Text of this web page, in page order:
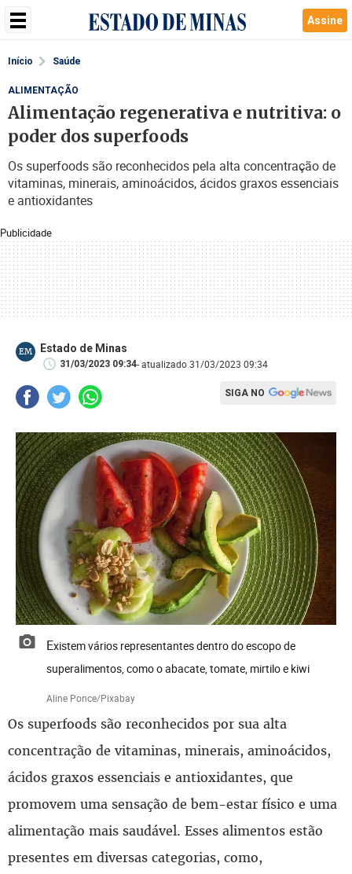
Assine
Início Saúde
Publicidade
ALIMENTAÇÃO
Alimentação regenerativa e nutritiva: o
poder dos superfoods
Os superfoods são reconhecidos pela alta concentração de
vitaminas, minerais, aminoácidos, ácidos graxos essenciais
e antioxidantes
EM Estado de Minas
31/03/2023 09:34- atualizado 31/03/2023 09:34
SIGA NO
Existem vários representantes dentro do escopo de
superalimentos, como o abacate, tomate, mirtilo e kiwi
Aline Ponce/Pixabay
Os superfoods são reconhecidos por sua alta
concentração de vitaminas, minerais, aminoácidos,
ácidos graxos essenciais e antioxidantes, que
promovem uma sensação de bem-estar físico e uma
alimentação mais saudável. Esses alimentos estão
presentes em diversas categorias, como,